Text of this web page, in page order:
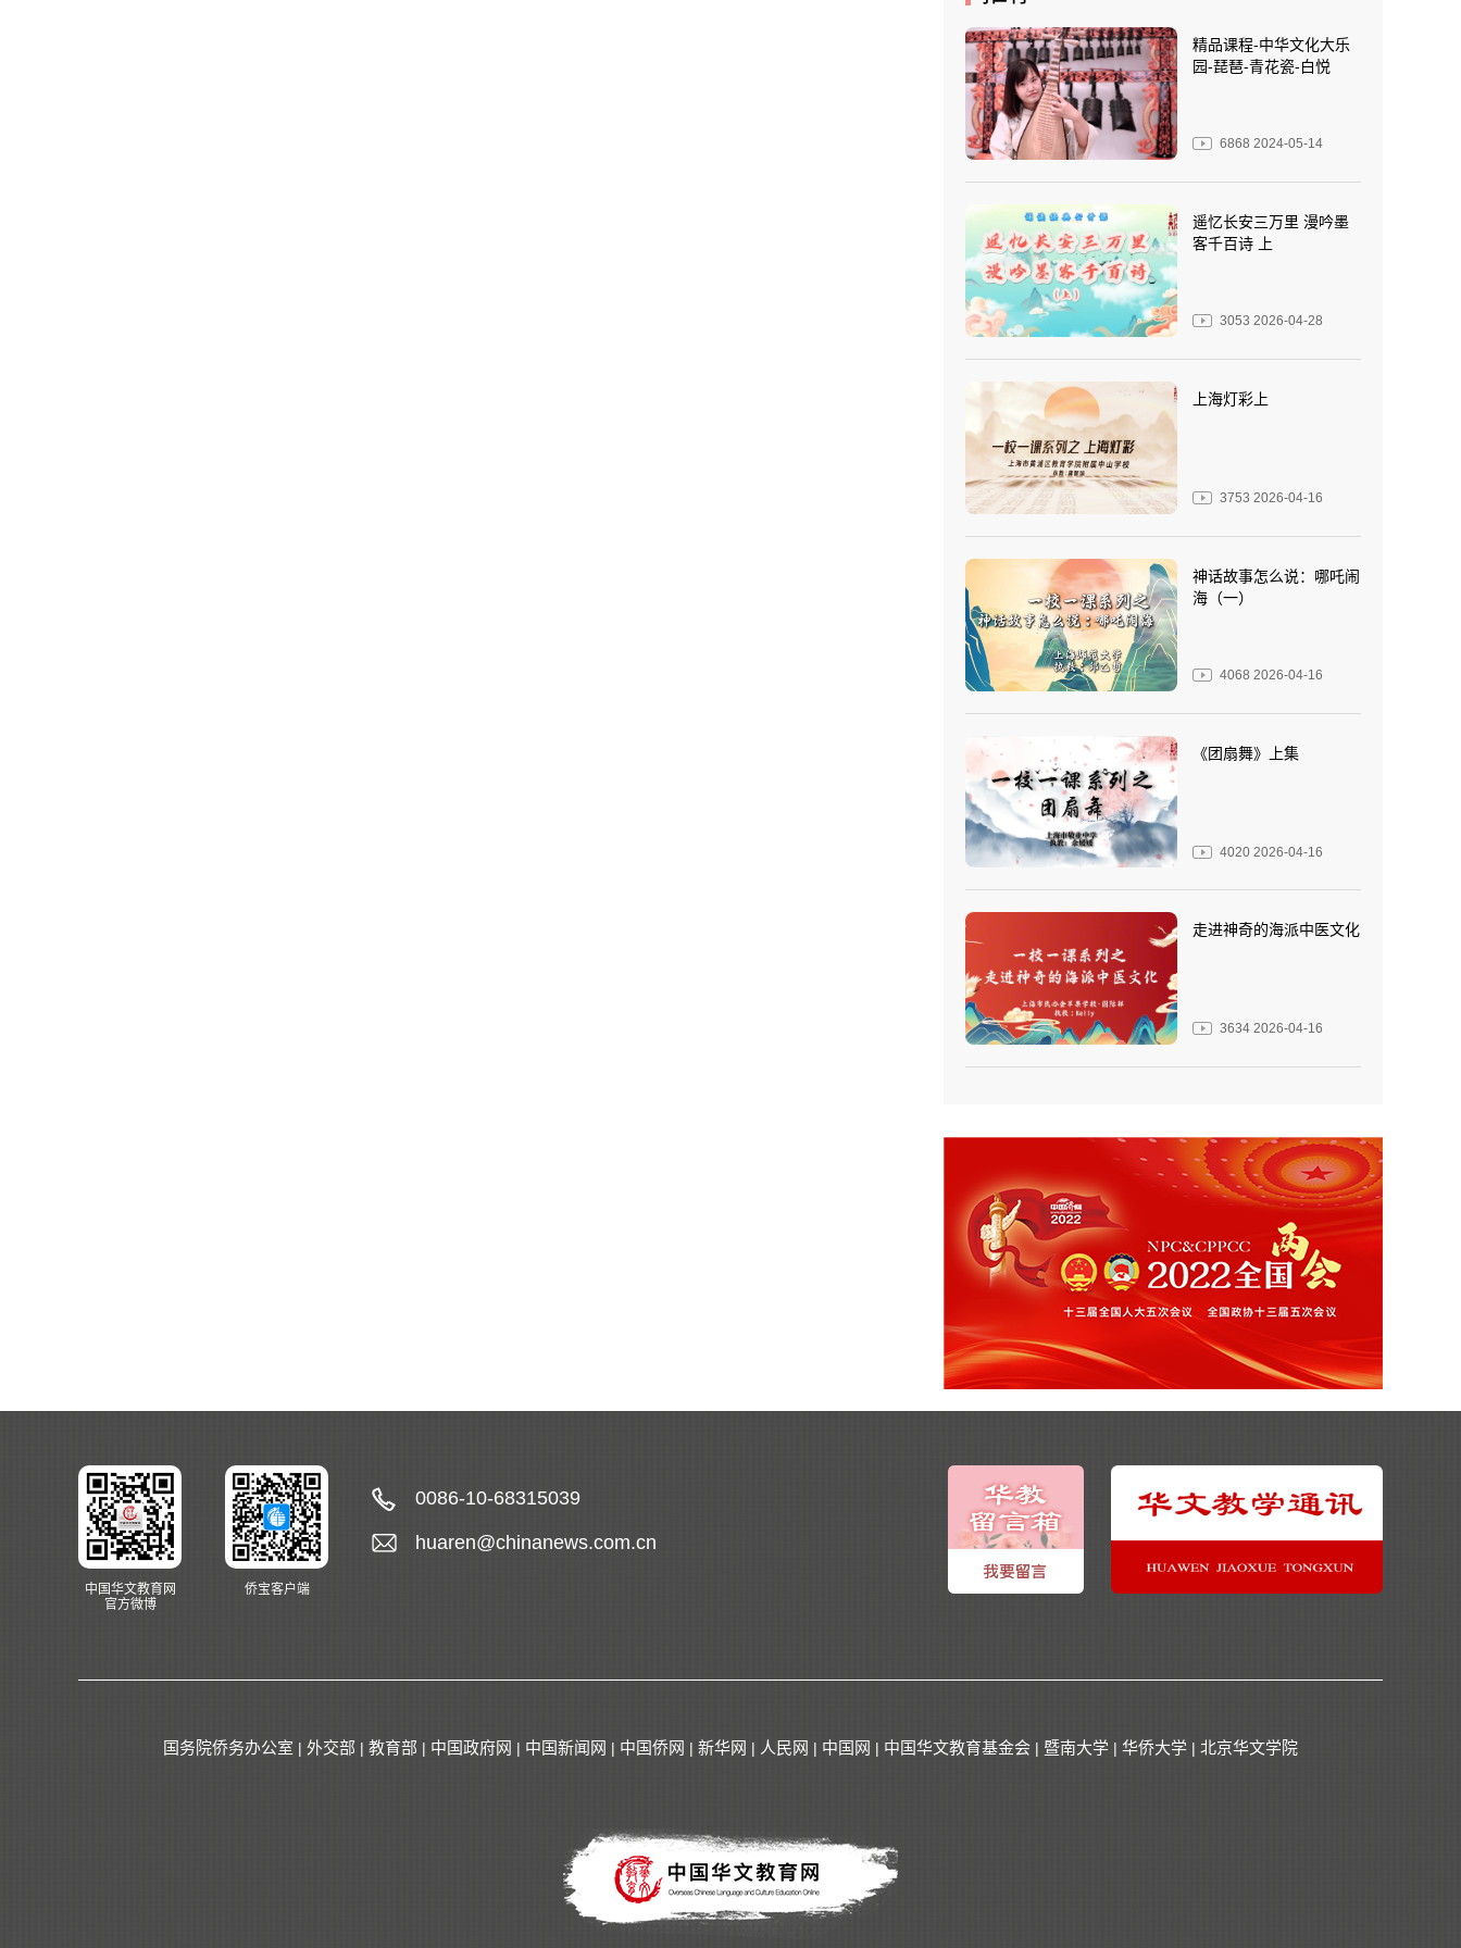
精品课程-中华文化大乐
园-琵琶-青花瓷-白悦
6868 2024-05-14
遥忆长安三万里 漫吟墨
客千百诗 上
3053 2026-04-28
上海灯彩上
3753 2026-04-16
神话故事怎么说：哪吒闹
海（一）
4068 2026-04-16
《团扇舞》上集
4020 2026-04-16
走进神奇的海派中医文化
3634 2026-04-16
中国华文教育网
官方微博
侨宝客户端
0086-10-68315039
huaren@chinanews.com.cn
国务院侨务办公室 | 外交部 | 教育部 | 中国政府网 | 中国新闻网 | 中国侨网 | 新华网 | 人民网 | 中国网 | 中国华文教育基金会 | 暨南大学 | 华侨大学 | 北京华文学院